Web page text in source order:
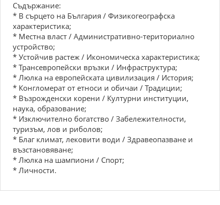
Съдържание:
* В сърцето на България / Физикогеографска
характеристика;
* Местна власт / Административно-териториално
устройство;
* Устойчив растеж / Икономическа характеристика;
* Трансевропейски връзки / Инфраструктура;
* Люлка на европейската цивилизация / История;
* Конгломерат от етноси и обичаи / Традиции;
* Възрожденски корени / Културни институции,
наука, образование;
* Изключително богатство / Забележителности,
туризъм, лов и риболов;
* Благ климат, лековити води / Здравеопазване и
възстановяване;
* Люлка на шампиони / Спорт;
* Личности.